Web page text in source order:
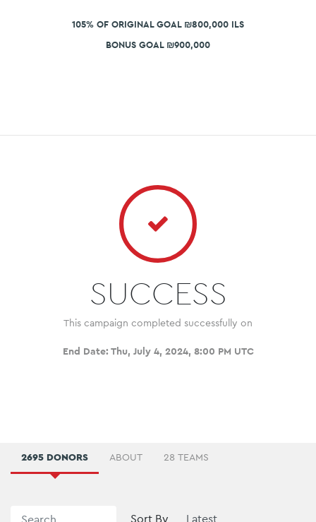
105% OF ORIGINAL GOAL ₪800,000 ILS
BONUS GOAL ₪900,000
SUCCESS
This campaign completed successfully on
End Date: Thu, July 4, 2024, 8:00 PM UTC
2695 DONORS ABOUT 28 TEAMS
Sort By